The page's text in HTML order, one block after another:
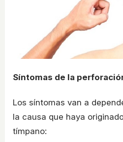
Síntomas de la
Los síntomas van a
la causa que haya
tímpano: